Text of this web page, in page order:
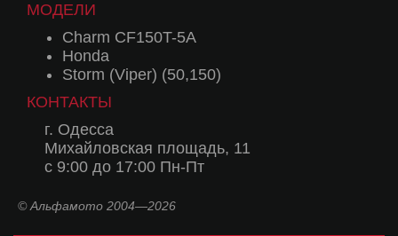
МОДЕЛИ
Charm CF150T-5A
Honda
Storm (Viper) (50,150)
КОНТАКТЫ
г. Одесса
Михайловская площадь, 11
с 9:00 до 17:00 Пн-Пт
© Альфамото 2004—2026